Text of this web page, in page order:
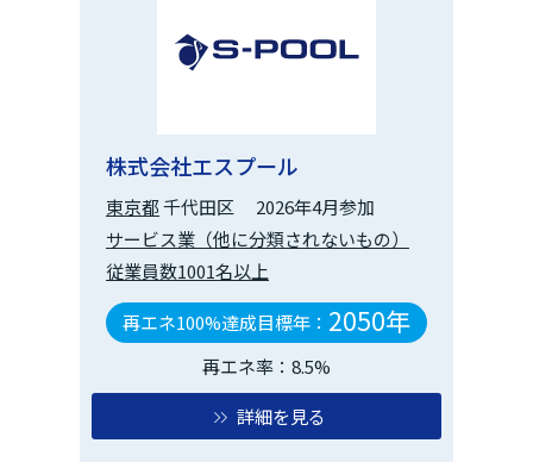
株式会社エスプール
東京都千代田区
2026年4月参加
サービス業（他に分類されないもの）
従業員数1001名以上
再エネ100%達成目標年： 2050年
再エネ率：8.5%
詳細を見る